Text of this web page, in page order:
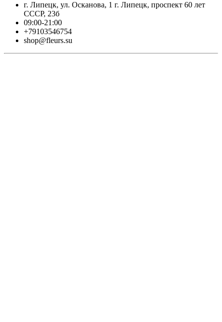
г. Липецк, ул. Осканова, 1 г. Липецк, проспект 60 лет
СССР, 23б
09:00-21:00
+79103546754
shop@fleurs.su